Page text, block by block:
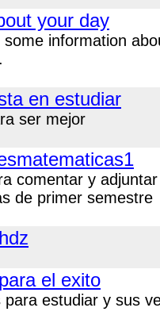
your day
some information
en estudiar
ser mejor
comentar y
de primer semestre
el exito
para estudiar y sus